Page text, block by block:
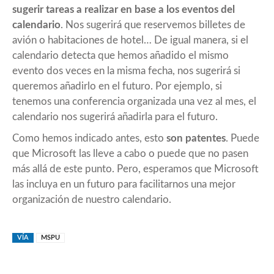
sugerir tareas a realizar en base a los eventos del
calendario. Nos sugerirá que reservemos billetes de
avión o habitaciones de hotel… De igual manera, si el
calendario detecta que hemos añadido el mismo
evento dos veces en la misma fecha, nos sugerirá si
queremos añadirlo en el futuro. Por ejemplo, si
tenemos una conferencia organizada una vez al mes, el
calendario nos sugerirá añadirla para el futuro.
Como hemos indicado antes, esto son patentes. Puede
que Microsoft las lleve a cabo o puede que no pasen
más allá de este punto. Pero, esperamos que Microsoft
las incluya en un futuro para facilitarnos una mejor
organización de nuestro calendario.
VÍA MSPU